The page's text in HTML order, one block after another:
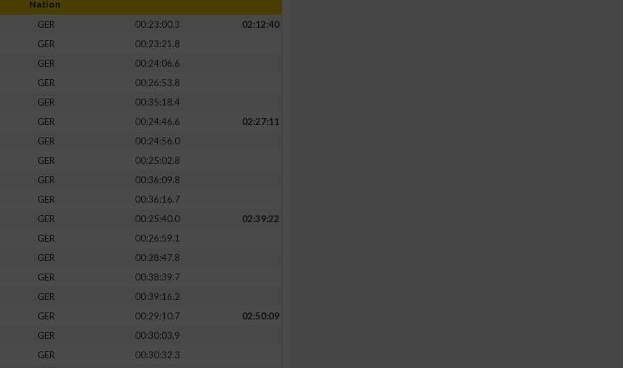
Nation
GER 00:23:00.3
02:12:40
GER
00:23:21.8
GER
00:24:06.6
GER
00:26:53.8
GER
00:35:18.4
GER 00:24:46.6
02:27:11
GER
00:24:56.0
GER
00:25:02.8
GER
00:36:09.8
GER
00:36:16.7
GER 00:25:40.0
02:39:22
GER
00:26:59.1
GER
00:28:47.8
GER
00:38:39.7
GER
00:39:16.2
GER 00:29:10.7
02:50:09
GER
00:30:03.9
GER
00:30:32.3